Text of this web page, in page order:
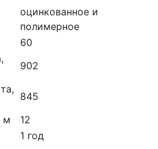
оцинкованное и
полимерное
60
902
845
м
12
1 год